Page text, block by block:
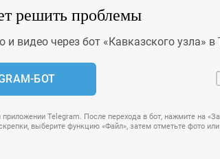
решить проблемы
видео через бот «Кавказского узла» в
БОТ
приложении Telegram. После перехода в бот, нажмите на
выберите функцию «Файл», затем отметьте фото